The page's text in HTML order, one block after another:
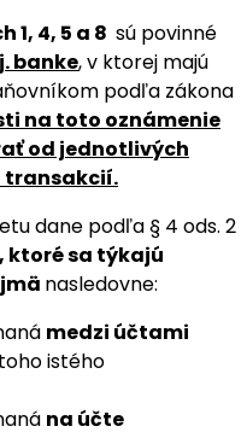
1, 4, 5 a 8 sú povinné
banke, v ktorej majú
podľa zákona
na toto oznámenie
od jednotlivých
transakcií.
dane podľa § 4 ods. 2
, ktoré sa týkajú
nasledovne:
medzi účtami
istého
na účte